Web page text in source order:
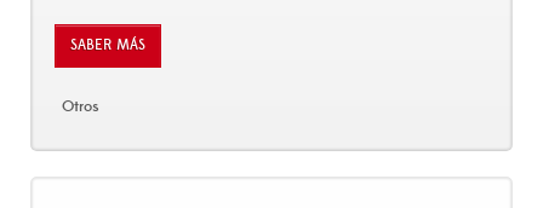
SABER MÁS
Otros